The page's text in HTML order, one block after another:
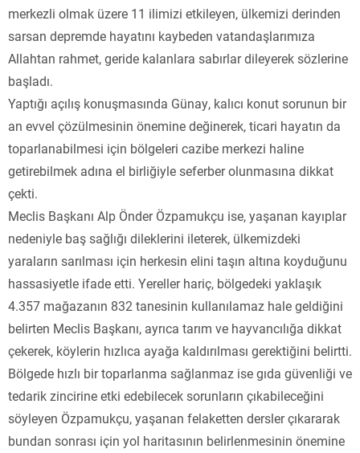
merkezli olmak üzere 11 ilimizi etkileyen, ülkemizi derinden
sarsan depremde hayatını kaybeden vatandaşlarımıza
Allahtan rahmet, geride kalanlara sabırlar dileyerek sözlerine
başladı.
Yaptığı açılış konuşmasında Günay, kalıcı konut sorunun bir
an evvel çözülmesinin önemine değinerek, ticari hayatın da
toparlanabilmesi için bölgeleri cazibe merkezi haline
getirebilmek adına el birliğiyle seferber olunmasına dikkat
çekti.
Meclis Başkanı Alp Önder Özpamukçu ise, yaşanan kayıplar
nedeniyle baş sağlığı dileklerini ileterek, ülkemizdeki
yaraların sarılması için herkesin elini taşın altına koyduğunu
hassasiyetle ifade etti. Yereller hariç, bölgedeki yaklaşık
4.357 mağazanın 832 tanesinin kullanılamaz hale geldiğini
belirten Meclis Başkanı, ayrıca tarım ve hayvancılığa dikkat
çekerek, köylerin hızlıca ayağa kaldırılması gerektiğini belirtti.
Bölgede hızlı bir toparlanma sağlanmaz ise gıda güvenliği ve
tedarik zincirine etki edebilecek sorunların çıkabileceğini
söyleyen Özpamukçu, yaşanan felaketten dersler çıkararak
bundan sonrası için yol haritasının belirlenmesinin önemine